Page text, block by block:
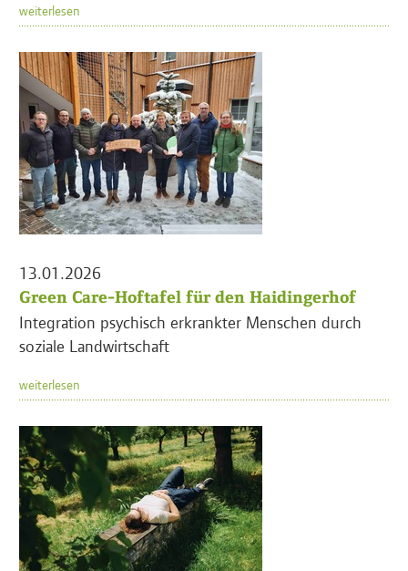
weiterlesen
13.01.2026
Green Care-Hoftafel für den Haidingerhof
Integration psychisch erkrankter Menschen durch
soziale Landwirtschaft
weiterlesen